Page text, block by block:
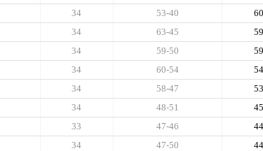
60
53-40
34
59
63-45
34
59
59-50
34
54
60-54
34
53
58-47
34
45
48-51
34
44
47-46
33
44
47-50
34